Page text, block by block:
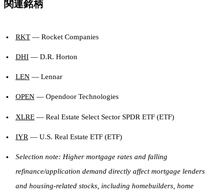
関連銘柄
RKT— Rocket Companies
DHI— D.R. Horton
LEN— Lennar
OPEN— Opendoor Technologies
XLRE— Real Estate Select Sector SPDR ETF (ETF)
IYR — U.S. Real Estate ETF (ETF)
Selection note: Higher mortgage rates and falling
refinance/application demand directly affect mortgage lenders
and housing-related stocks, including homebuilders, home